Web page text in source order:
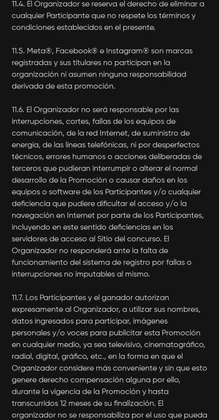
11.4. El Organizador se reserva el derecho de eliminar a
cualquier Participante que no respete los términos y
condiciones establecidos en el presente.
11.5. Meta®, Facebook® e Instagram® son marcas
registradas y sus titulares no participan en la
organización ni asumen ninguna responsabilidad
derivada de esta promoción.
11.6. El Organizador no será responsable por las
interrupciones, cortes, fallas de los equipos de
comunicación, de la red Internet, de suministro de
energía, de las líneas telefónicas, ni por desperfectos
técnicos, errores humanos o acciones deliberadas de
terceros que pudieran interrumpir o alterar el normal
desarrollo de la Promoción o causar daños en los
equipos o software de los Participantes y/o cualquier
deficiencia que pudiere dificultar el acceso y/o la
navegación en Internet por parte de los Participantes,
incluyendo en este sentido deficiencias en los
servidores de acceso al Sitio del concurso. El
Organizador no responderá ante la falta de
funcionamiento del sistema de registro por fallas o
interrupciones no imputables al mismo.
11.7. Los Participantes y el ganador autorizan
expresamente al Organizador, a utilizar sus nombres,
datos ingresados para participar, imágenes
personales y/o voces para publicitar esta Promoción
en cualquier medio, ya sea televisivo, cinematográfico,
radial, digital, gráfico, etc., en la forma en que el
Organizador considere más conveniente y sin que esto
genere derecho compensación alguna por ello,
durante la vigencia de la Promoción y hasta
transcurridos 12 meses de su finalización. El
organizador no se responsabiliza por el uso que pueda